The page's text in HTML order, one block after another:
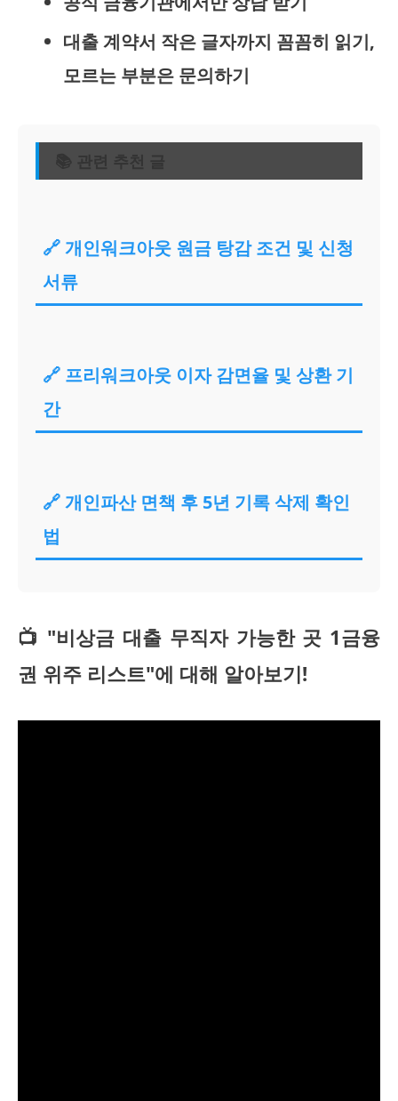
대출 계약서 작은 글자까지 꼼꼼히 읽기,
모르는 부분은 문의하기
📚 관련 추천 글
🔗 개인워크아웃 원금 탕감 조건 및 신청
서류
🔗 프리워크아웃 이자 감면율 및 상환 기
간
🔗 개인파산 면책 후 5년 기록 삭제 확인
법
📺 "비상금 대출 무직자 가능한 곳 1금융
권 위주 리스트"에 대해 알아보기!